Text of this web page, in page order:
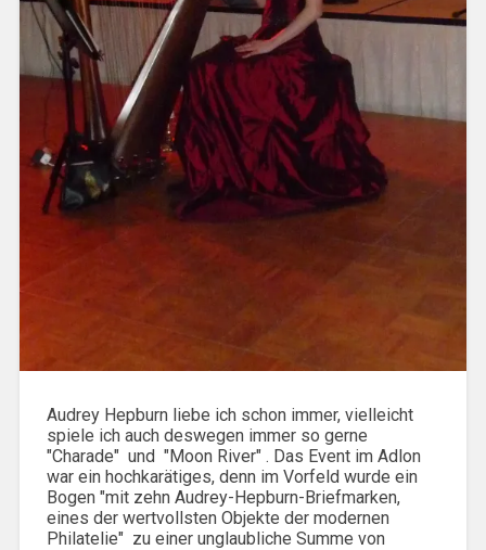
Audrey Hepburn liebe ich schon immer, vielleicht
spiele ich auch deswegen immer so gerne
"Charade" und "Moon River" . Das Event im Adlon
war ein hochkarätiges, denn im Vorfeld wurde ein
Bogen "mit zehn Audrey-Hepburn-Briefmarken,
eines der wertvollsten Objekte der modernen
Philatelie" zu einer unglaubliche Summe von